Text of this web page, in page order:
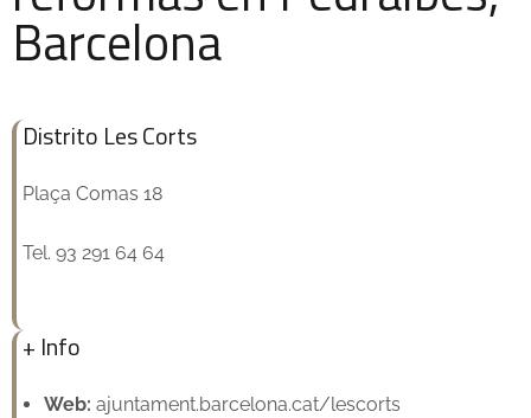
Barcelona
Distrito Les Corts
Plaça Comas 18
Tel. 93 291 64 64
+ Info
Web: ajuntament.barcelona.cat/lescorts